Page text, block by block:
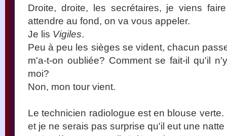
Droite, droite, les secrétaires, je viens
attendre au fond, on va vous appeler.
Je lis Vigiles.
Peu à peu les sièges se vident, chacun
m'a-t-on oubliée? Comment se fait-il qu'il
moi?
Non, mon tour vient.
Le technicien radiologue est en blouse
et je ne serais pas surprise qu'il eut une